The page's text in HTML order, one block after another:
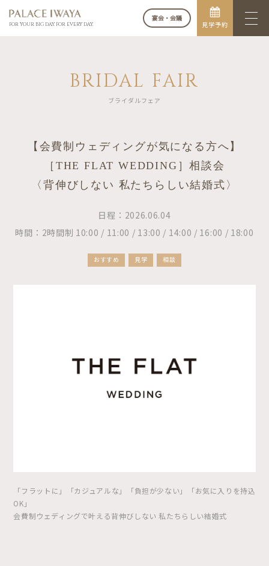
FOR YOUR BIG DAY. FOR EVERY DAY.
宴会・会議
見学予約
BRIDAL FAIR
ブライダルフェア
【会費制ウェディングが気になる方へ】
［THE FLAT WEDDING］相談会
〈背伸びしない 私たちらしい結婚式〉
日程：2026.06.04
時間：2時間制 10:00 / 11:00 / 13:00 / 14:00 / 16:00 / 18:00
おすすめ 見学 相談
「フラットに」「カジュアルな」「負担が少ない」「お気に入りを持込
OK」
会費制ウェディングで叶える背伸びしない 私たちらしい結婚式